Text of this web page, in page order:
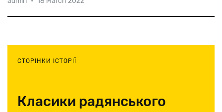
64 голосами проти 21
за «Закон про добровільну компенсацію латвійській
СТОРІНКИ ІСТОРІЇ
Класики радянського